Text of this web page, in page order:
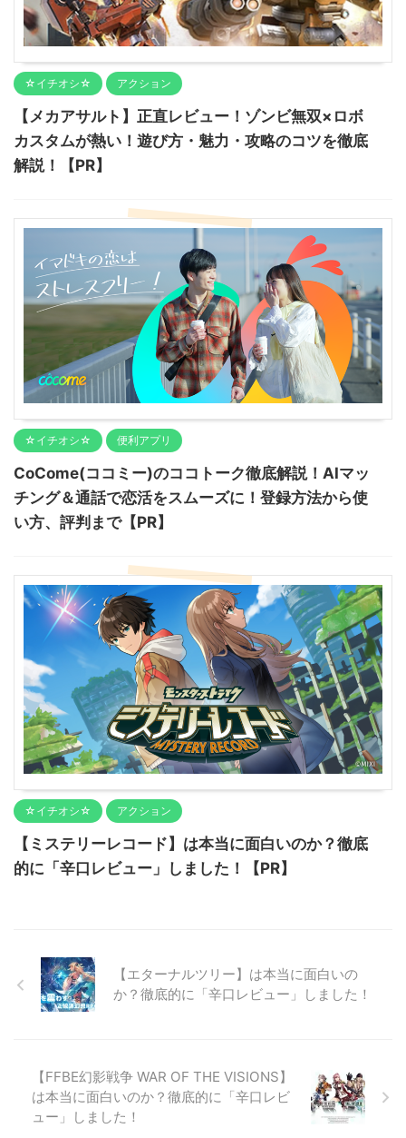
☆イチオシ☆ アクション
【メカアサルト】正直レビュー！ゾンビ無双×ロボ
カスタムが熱い！遊び方・魅力・攻略のコツを徹底
解説！【PR】
☆イチオシ☆ 便利アプリ
CoCome(ココミー)のココトーク徹底解説！AIマッ
チング＆通話で恋活をスムーズに！登録方法から使
い方、評判まで【PR】
☆イチオシ☆ アクション
【ミステリーレコード】は本当に面白いのか？徹底
的に「辛口レビュー」しました！【PR】
【エターナルツリー】は本当に面白いの
か？徹底的に「辛口レビュー」しました！
【FFBE幻影戦争 WAR OF THE VISIONS】
は本当に面白いのか？徹底的に「辛口レビ
ュー」しました！